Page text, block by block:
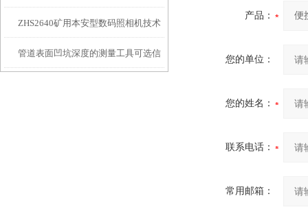
ZHS2640矿用本安型数码照相机技术
参数！
管道表面凹坑深度的测量工具可选信
产品：
您的单位：
您的姓名：
联系电话：
常用邮箱：